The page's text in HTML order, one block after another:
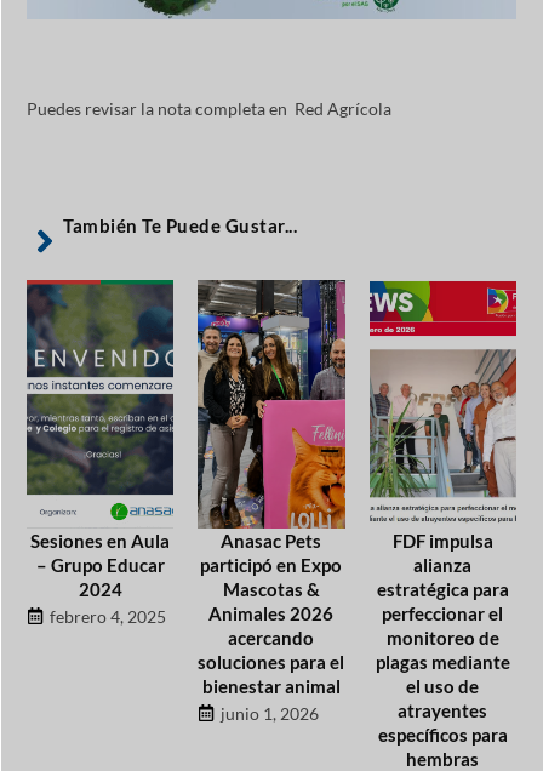
Puedes revisar la nota completa en Red Agrícola
También Te Puede Gustar...
Sesiones en Aula
– Grupo Educar
2024
febrero 4, 2025
Anasac Pets
participó en Expo
Mascotas &
Animales 2026
acercando
soluciones para el
bienestar animal
junio 1, 2026
FDF impulsa
alianza
estratégica para
perfeccionar el
monitoreo de
plagas mediante
el uso de
atrayentes
específicos para
hembras